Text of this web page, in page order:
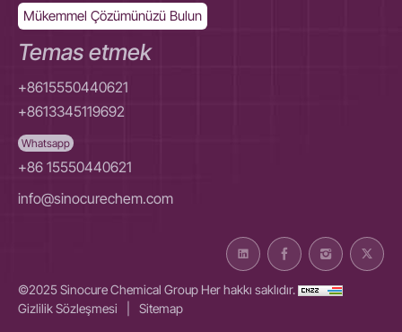
Mükemmel Çözümünüzü Bulun
Temas etmek
+8615550440621
+8613345119692
Whatsapp
+86 15550440621
info@sinocurechem.com
©2025 Sinocure Chemical Group Her hakkı saklıdır.
Gizlilik Sözleşmesi
Sitemap